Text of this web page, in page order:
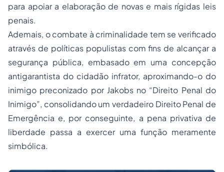
para apoiar a elaboração de novas e mais rígidas leis
penais.
Ademais, o combate à criminalidade tem se verificado
através de políticas populistas com fins de alcançar a
segurança pública, embasado em uma concepção
antigarantista do cidadão infrator, aproximando-o do
inimigo preconizado por Jakobs no “Direito Penal do
Inimigo”, consolidando um verdadeiro Direito Penal de
Emergência e, por conseguinte, a pena privativa de
liberdade passa a exercer uma função meramente
simbólica.